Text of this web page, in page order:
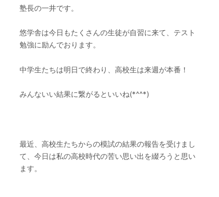
塾長の一井です。
悠学舎は今日もたくさんの生徒が自習に来て、テスト
勉強に励んでおります。
中学生たちは明日で終わり、高校生は来週が本番！
みんないい結果に繋がるといいね(*^^*)
最近、高校生たちからの模試の結果の報告を受けまし
て、今日は私の高校時代の苦い思い出を綴ろうと思い
ます。